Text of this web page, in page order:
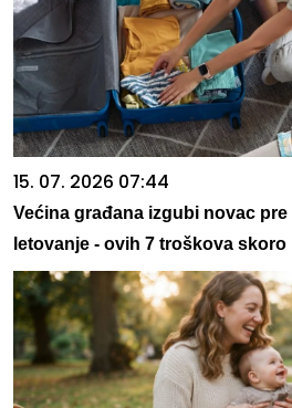
15. 07. 2026 07:44
Većina građana izgubi novac
letovanje - ovih 7 troškova